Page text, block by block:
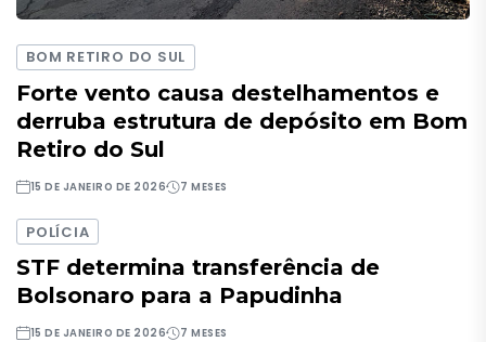
BOM RETIRO DO SUL
Forte vento causa destelhamentos e
derruba estrutura de depósito em Bom
Retiro do Sul
15 DE JANEIRO DE 2026 7 MESES
POLÍCIA
STF determina transferência de
Bolsonaro para a Papudinha
15 DE JANEIRO DE 2026 7 MESES